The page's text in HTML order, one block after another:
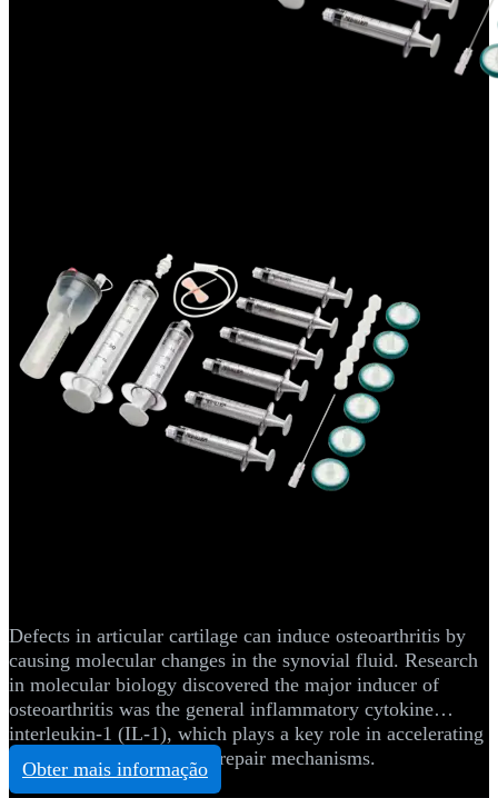
Defects in articular cartilage can induce osteoarthritis by
causing molecular changes in the synovial fluid. Research
in molecular biology discovered the major inducer of
osteoarthritis was the general inflammatory cytokine
interleukin-1 (IL-1), which plays a key role in accelerating
tissue destruction and the repair mechanisms.
Obter mais informação